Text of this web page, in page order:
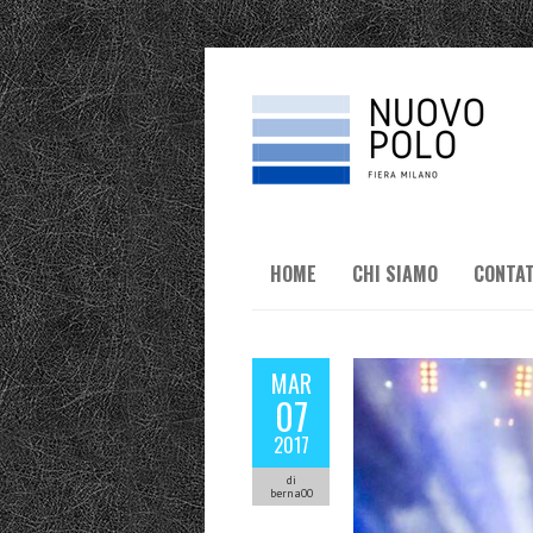
HOME CHI SIAMO
MAR
07
2017
di
berna00